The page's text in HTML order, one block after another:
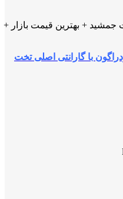
+ بهترین قیمت بازار +
با گارانتی اصلی تخت